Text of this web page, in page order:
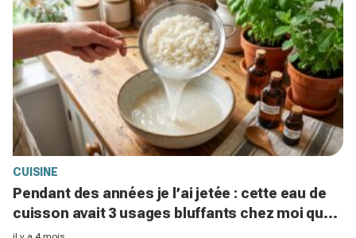
CUISINE
Pendant des années je l’ai jetée : cette eau de
cuisson avait 3 usages bluffants chez moi que
j’ignorais